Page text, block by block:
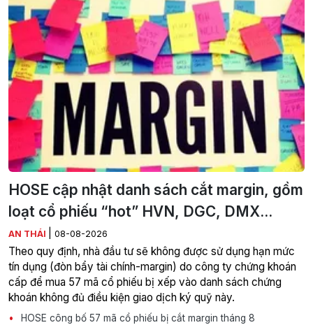
HOSE cập nhật danh sách cắt margin, gồm
loạt cổ phiếu “hot” HVN, DGC, DMX...
AN THÁI 08-08-2026
Theo quy định, nhà đầu tư sẽ không được sử dụng hạn mức
tín dụng (đòn bẩy tài chính-margin) do công ty chứng khoán
cấp để mua 57 mã cổ phiếu bị xếp vào danh sách chứng
khoán không đủ điều kiện giao dịch ký quỹ này.
HOSE công bố 57 mã cổ phiếu bị cắt margin tháng 8